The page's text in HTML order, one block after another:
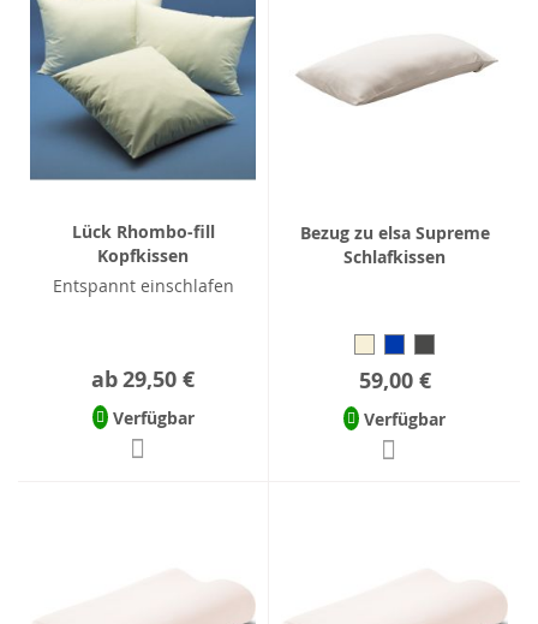
Lück Rhombo-fill
Kopfkissen
Entspannt einschlafen
ab29,50 €
Verfügbar
Bezug zu elsa Supreme
Schlafkissen
59,00 €
Verfügbar